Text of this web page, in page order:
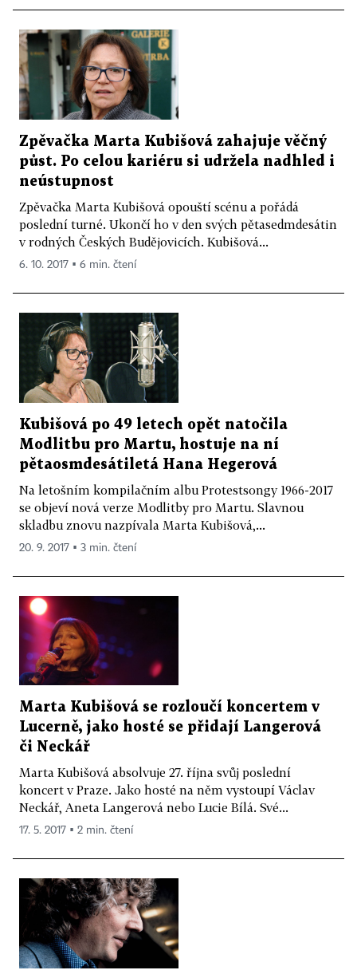
Zpěvačka Marta Kubišová zahajuje věčný
půst. Po celou kariéru si udržela nadhled i
neústupnost
Zpěvačka Marta Kubišová opouští scénu a pořádá
poslední turné. Ukončí ho v den svých pětasedmdesátin
v rodných Českých Budějovicích. Kubišová...
6. 10. 2017 ▪ 6 min. čtení
Kubišová po 49 letech opět natočila
Modlitbu pro Martu, hostuje na ní
pětaosmdesátiletá Hana Hegerová
Na letošním kompilačním albu Protestsongy 1966-2017
se objeví nová verze Modlitby pro Martu. Slavnou
skladbu znovu nazpívala Marta Kubišová,...
20. 9. 2017 ▪ 3 min. čtení
Marta Kubišová se rozloučí koncertem v
Lucerně, jako hosté se přidají Langerová
či Neckář
Marta Kubišová absolvuje 27. října svůj poslední
koncert v Praze. Jako hosté na něm vystoupí Václav
Neckář, Aneta Langerová nebo Lucie Bílá. Své...
17. 5. 2017 ▪ 2 min. čtení